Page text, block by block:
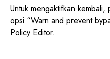
Untuk mengaktifkan
opsi “Warn and prevent
Policy Editor.